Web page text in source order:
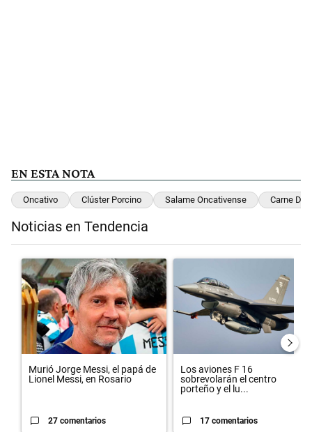
EN ESTA NOTA
Oncativo Clúster Porcino Salame Oncativense Carne De
Noticias en Tendencia
Un artículo de tendencia con el título "Murió Jorge Messi, el papá
Murió Jorge Messi, el papá de
Lionel Messi, en Rosario
27 comentarios
Un artículo de tendencia con el
Los aviones F 16
sobrevolarán el centro
porteño y el lu...
17 comentarios